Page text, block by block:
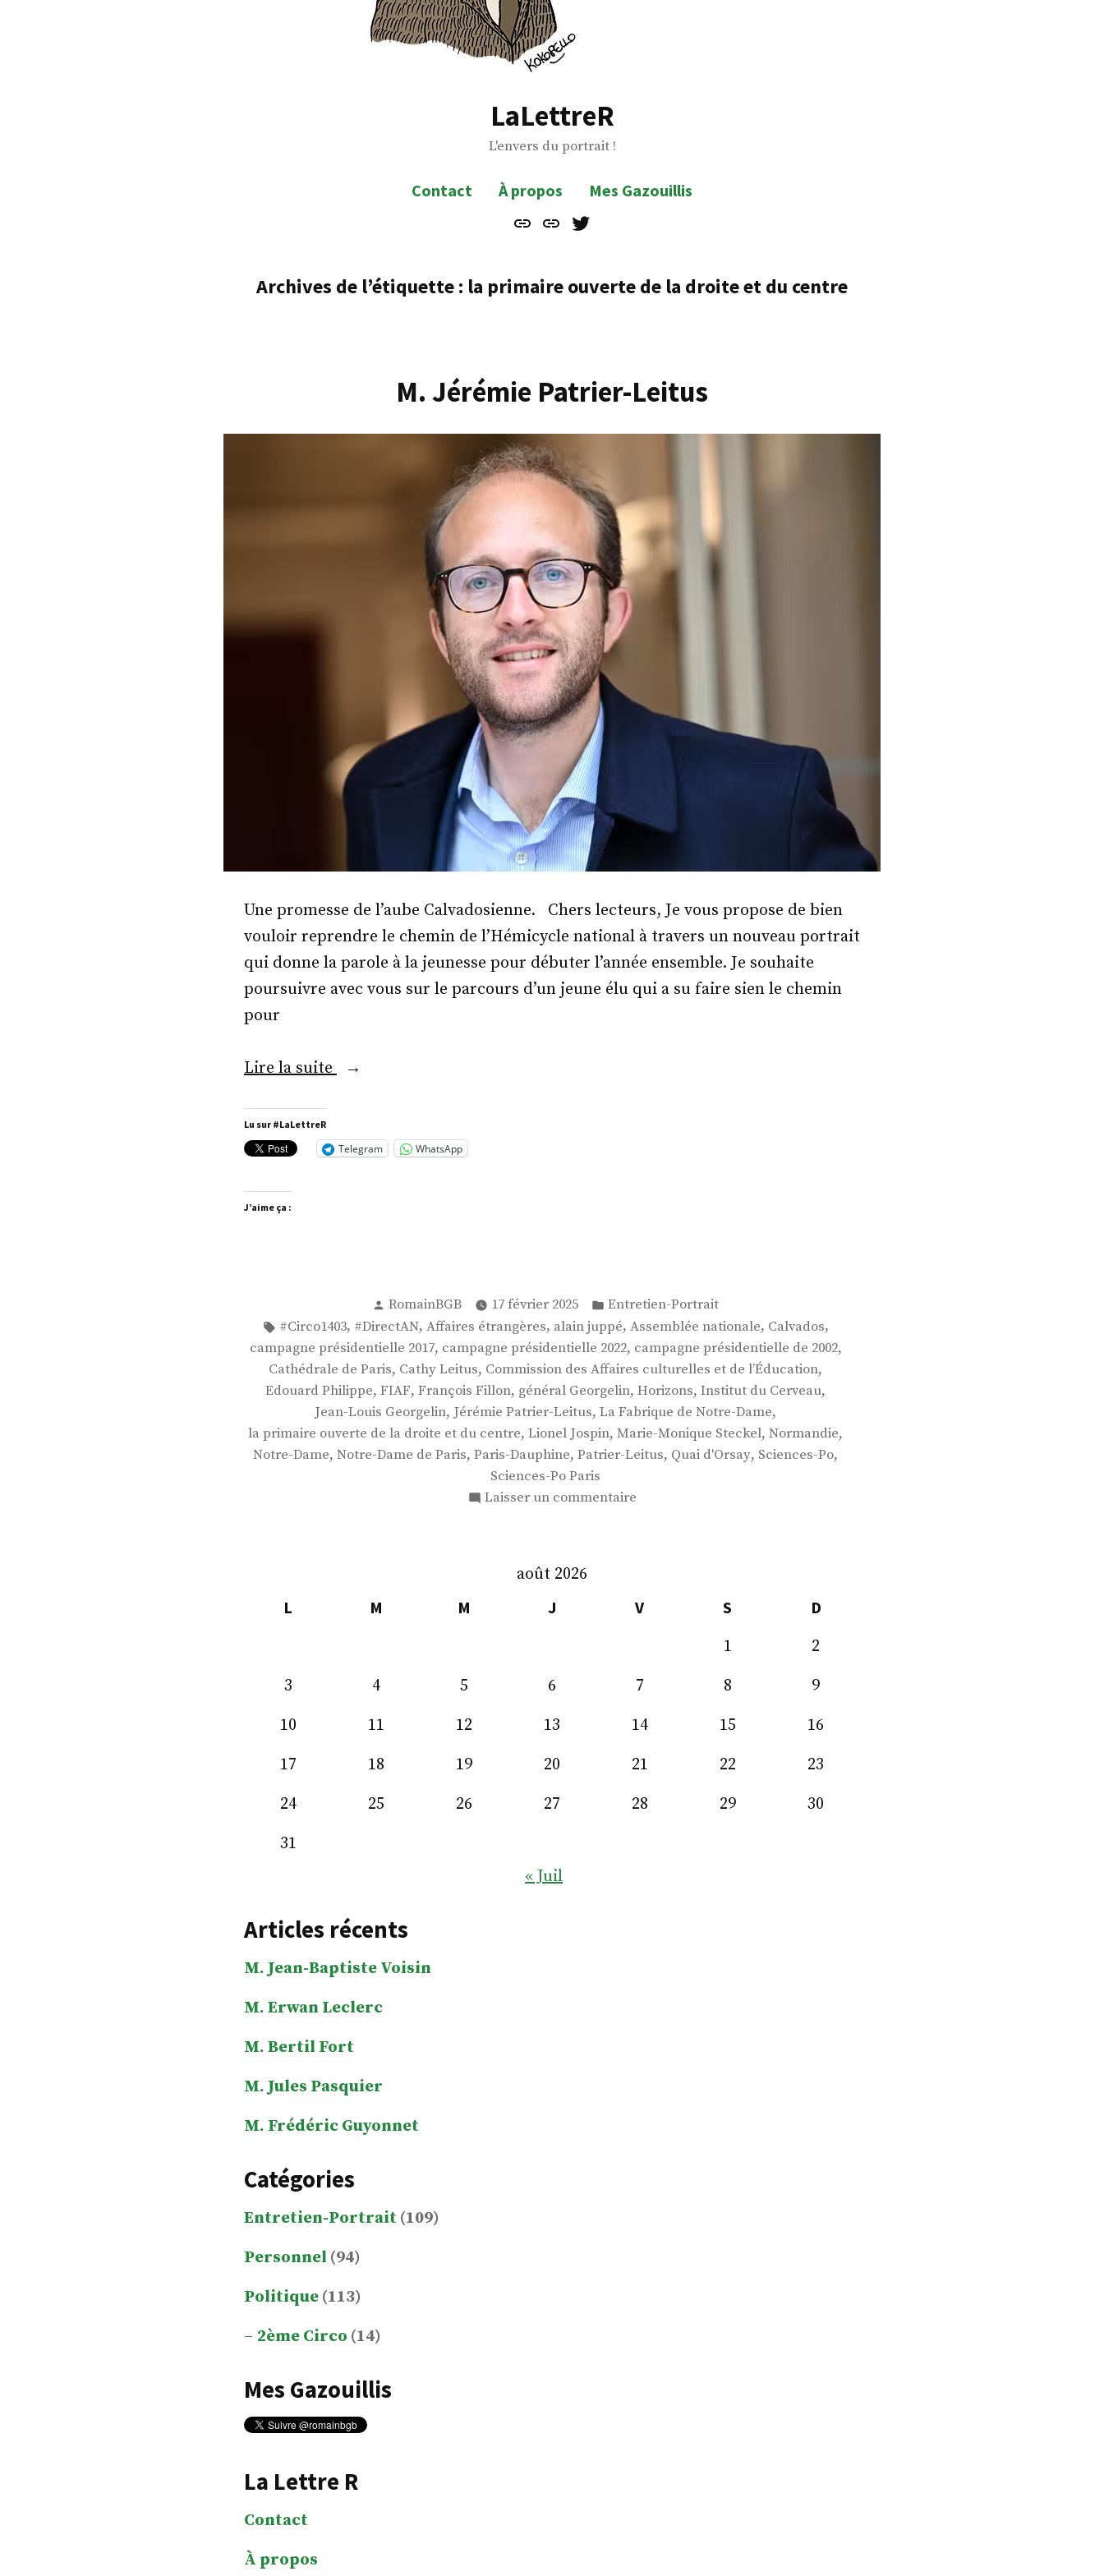
LaLettreR
L'envers du portrait !
Contact À propos
Mes Gazouillis
Contact
À
Mes
Archives de l’étiquette : la primaire ouverte de la droite et du centre
M. Jérémie Patrier-Leitus
Une promesse de l’aube Calvadosienne. Chers lecteurs, Je vous propose de bien
vouloir reprendre le chemin de l’Hémicycle national à travers un nouveau portrait
qui donne la parole à la jeunesse pour débuter l’année ensemble. Je souhaite
poursuivre avec vous sur le parcours d’un jeune élu qui a su faire sien le chemin
pour
Lire la suite « M.
Leitus »
Lu sur #LaLettreR
Telegram WhatsApp
J’aime ça :
Publié
par
RomainBGB 17 février 2025
Publié
dans
Entretien-Portrait
Étiquettes :
#Circo1403, #DirectAN, Affaires étrangères, alain juppé, Assemblée nationale, Calvados,
campagne présidentielle 2017, campagne présidentielle 2022, campagne présidentielle de 2002,
Cathédrale de Paris, Cathy Leitus, Commission des Affaires culturelles et de l’Éducation,
Edouard Philippe, FIAF, François Fillon, général Georgelin, Horizons, Institut du Cerveau,
Jean-Louis Georgelin, Jérémie Patrier-Leitus, La Fabrique de Notre-Dame,
la primaire ouverte de la droite et du centre, Lionel Jospin, Marie-Monique Steckel, Normandie,
Notre-Dame, Notre-Dame de Paris, Paris-Dauphine, Patrier-Leitus, Quai d'Orsay, Sciences-Po,
Sciences-Po Paris
Laisser un commentairesur
août 2026
L
M M J V S
D
1
2
3
4 5 6 7 8
9
10
11 12 13 14 15
16
17
18 19 20 21 22
23
24
25 26 27 28 29
30
31
« Juil
Articles récents
M. Jean-Baptiste Voisin
M. Erwan Leclerc
M. Bertil Fort
M. Jules Pasquier
M. Frédéric Guyonnet
Catégories
Entretien-Portrait (109)
Personnel (94)
Politique (113)
2ème Circo (14)
Mes Gazouillis
La Lettre R
Contact
À propos